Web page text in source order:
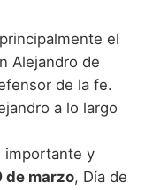
el
Alejandro de
de la fe.
a lo largo
importante y
de marzo, Día de